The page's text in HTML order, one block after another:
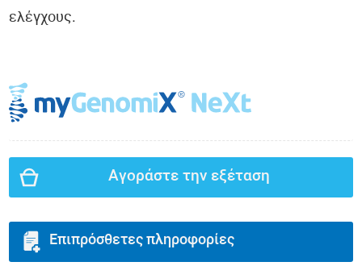
ελέγχους.
Αγοράστε την εξέταση
Επιπρόσθετες πληροφορίες